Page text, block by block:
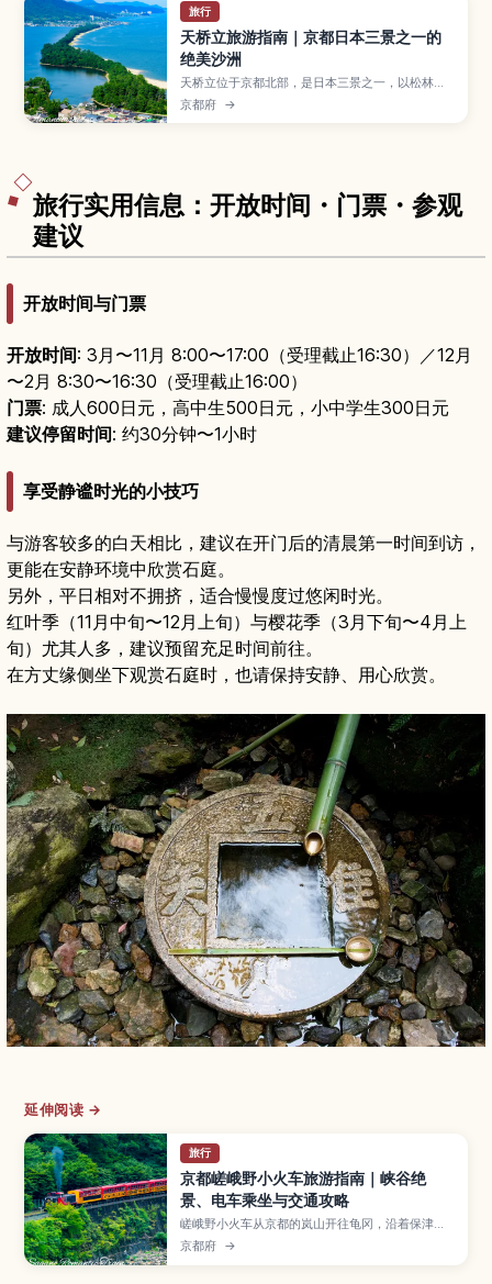
旅行
天桥立旅游指南｜京都日本三景之一的
绝美沙洲
天桥立位于京都北部，是日本三景之一，以松林覆
盖的细长沙洲和倒映在海面的景色闻名。本文将为
你介绍最佳观景台、骑行路线和海鲜美食，以及从
京都府 →
旅行实用信息：开放时间・门票・参观
建议
开放时间与门票
开放时间: 3月〜11月 8:00〜17:00（受理截止16:30）／12月
〜2月 8:30〜16:30（受理截止16:00）
门票: 成人600日元，高中生500日元，小中学生300日元
建议停留时间: 约30分钟〜1小时
享受静谧时光的小技巧
与游客较多的白天相比，建议在开门后的清晨第一时间到访，
更能在安静环境中欣赏石庭。
另外，平日相对不拥挤，适合慢慢度过悠闲时光。
红叶季（11月中旬〜12月上旬）与樱花季（3月下旬〜4月上
旬）尤其人多，建议预留充足时间前往。
在方丈缘侧坐下观赏石庭时，也请保持安静、用心欣赏。
延伸阅读 →
旅行
京都嵯峨野小火车旅游指南｜峡谷绝
景、电车乘坐与交通攻略
嵯峨野小火车从京都的岚山开往龟冈，沿着保津川
峡谷缓慢前行，是欣赏春樱与秋枫的人气观光列
车。本文将介绍最佳乘车季节、车票购买与预约方
京都府 →